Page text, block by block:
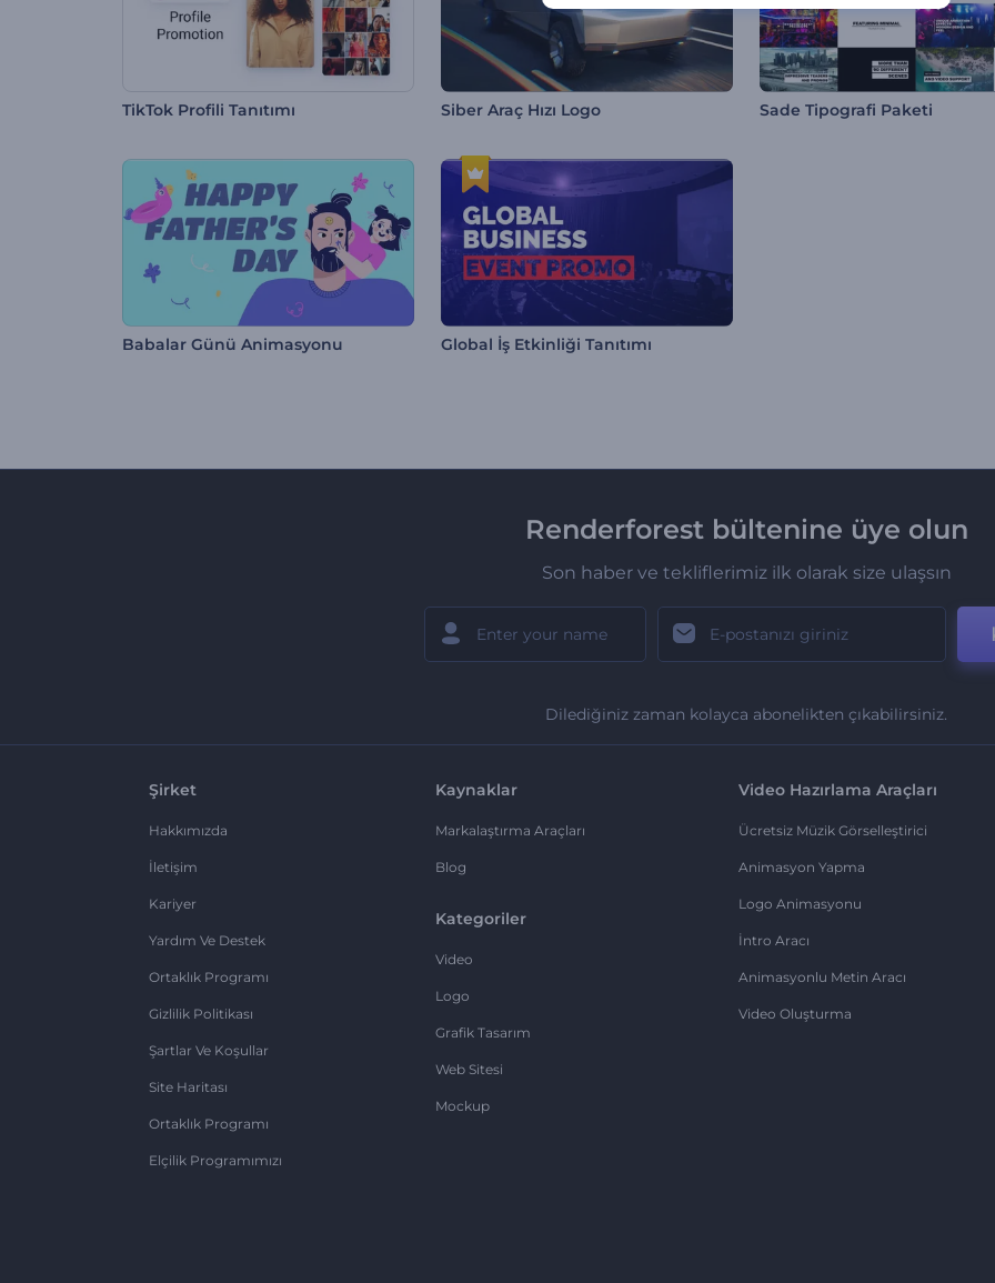
TikTok Profili Tanıtımı Siber Araç Hızı Logo Sade Tipografi Paketi
Babalar Günü Animasyonu Global İş Etkinliği Tanıtımı
Renderforest bültenine üye olun
Son haber ve tekliflerimiz ilk olarak size ulaşsın
Dilediğiniz zaman kolayca abonelikten çıkabilirsiniz.
Şirket
Hakkımızda
İletişim
Kariyer
Yardım Ve Destek
Ortaklık Programı
Gizlilik Politikası
Şartlar Ve Koşullar
Site Haritası
Ortaklık Programı
Elçilik Programımızı
Kaynaklar
Markalaştırma Araçları
Blog
Kategoriler
Video
Logo
Grafik Tasarım
Web Sitesi
Mockup
Video Hazırlama Araçları
Ücretsiz Müzik Görselleştirici
Animasyon Yapma
Logo Animasyonu
İntro Aracı
Animasyonlu Metin Aracı
Video Oluşturma